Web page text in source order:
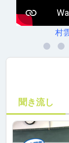
村
聞き流し